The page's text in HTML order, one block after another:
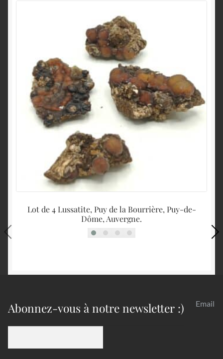
Lot de 4 Lussatite, Puy de la Bourrière, Puy-de-
Dôme, Auvergne.
Abonnez-vous à notre newsletter :) Email